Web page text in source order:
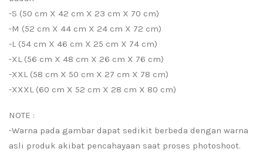
-S (50 cm X 42 cm X 23 cm X 70 cm)
-M (52 cm X 44 cm X 24 cm X 72 cm)
-L (54 cm X 46 cm X 25 cm X 74 cm)
-XL (56 cm X 48 cm X 26 cm X 76 cm)
-XXL (58 cm X 50 cm X 27 cm X 78 cm)
-XXXL (60 cm X 52 cm X 28 cm X 80 cm)
NOTE :
-Warna pada gambar dapat sedikit berbeda dengan warna
asli produk akibat pencahayaan saat proses photoshoot.